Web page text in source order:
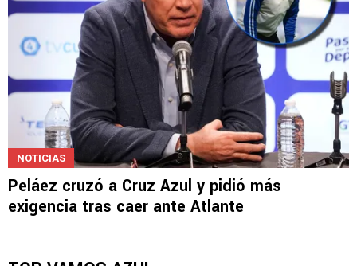
NOTICIAS
Peláez cruzó a Cruz Azul y pidió más
exigencia tras caer ante Atlante